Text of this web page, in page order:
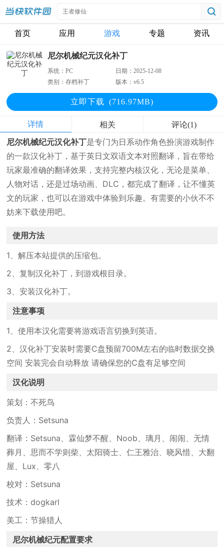
首页 应用 游戏 专题 资讯
尼尔机械纪元汉化补丁
系统：PC 日期：2025-12-08
类别：存档补丁 版本：v6.5
立即下载 (716.97MB)
详情 相关 评论(1)
尼尔机械纪元汉化补丁是专门为日系动作角色扮演游戏制作
的一款汉化补丁，基于英日文双语文本对照翻译，旨在带给
玩家最准确的翻译效果，支持完整内核汉化，无论是菜单、
人物对话，还是过场动画、DLC，都完成了翻译，让不懂英
文的玩家，也可以在游戏中体验到乐趣。有需要的小伙不不
妨来下载使用吧。
使用方法
1、解压本站提供的压缩包。
2、复制汉化补丁，到游戏根目录。
3、安装汉化补丁。
注意事项
1、使用本汉化需要将游戏语言切换到英语。
2、汉化补丁安装时需要C盘预留700M左右的临时数据交换
空间 安装完会自动释放 请确保您的C盘有足够空间
汉化说明
策划：不死鸟
负责人：Setsuna
翻译：Setsuna、霖仙梦不醒、Noob、璃月、闹闹、无情
葬月、思而不学则柴、太阳骑士、仁王雅治、晓风惜、大翻
屋、Lux、零八
校对：Setsuna
技术：dogkarl
美工：节操猎人
尼尔机械纪元配置要求